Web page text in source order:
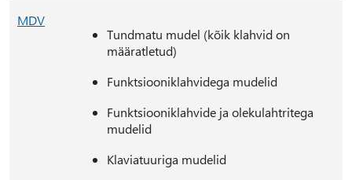
MDV
Tundmatu mudel (kõik klahvid on
määratletud)
Funktsiooniklahvidega mudelid
Funktsiooniklahvide ja olekulahtritega
mudelid
Klaviatuuriga mudelid